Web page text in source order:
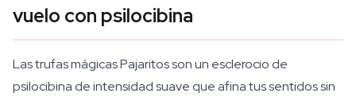
vuelo con psilocibina
Las trufas mágicas Pajaritos son un esclerocio de
psilocibina de intensidad suave que afina tus sentidos sin